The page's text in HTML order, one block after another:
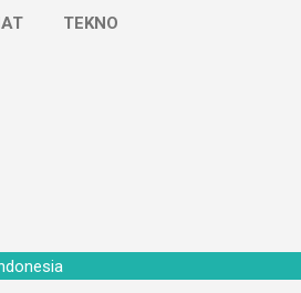
TEKNO
Indonesia